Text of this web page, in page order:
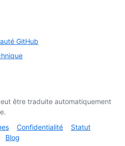
GitHub
être traduite automatiquement
Confidentialité
Statut
Blog